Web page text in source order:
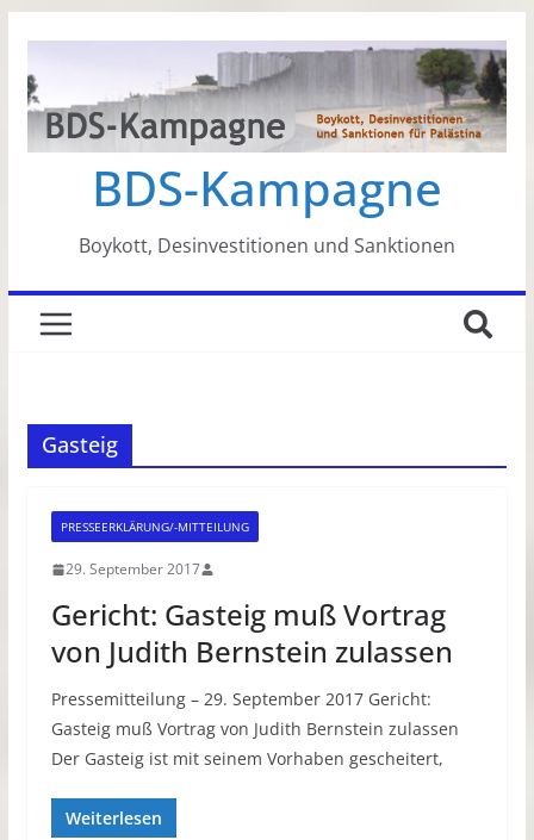
springen
BDS-Kampagne
Boykott, Desinvestitionen und Sanktionen
Gasteig
PRESSEERKLÄRUNG/-MITTEILUNG
29. September 2017
Gericht: Gasteig muß Vortrag
von Judith Bernstein zulassen
Pressemitteilung – 29. September 2017 Gericht:
Gasteig muß Vortrag von Judith Bernstein zulassen
Der Gasteig ist mit seinem Vorhaben gescheitert,
Weiterlesen